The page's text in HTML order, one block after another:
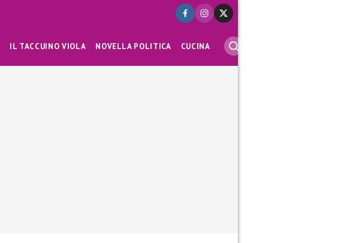
IL TACCUINO VIOLA NOVELLA POLITICA CUCINA